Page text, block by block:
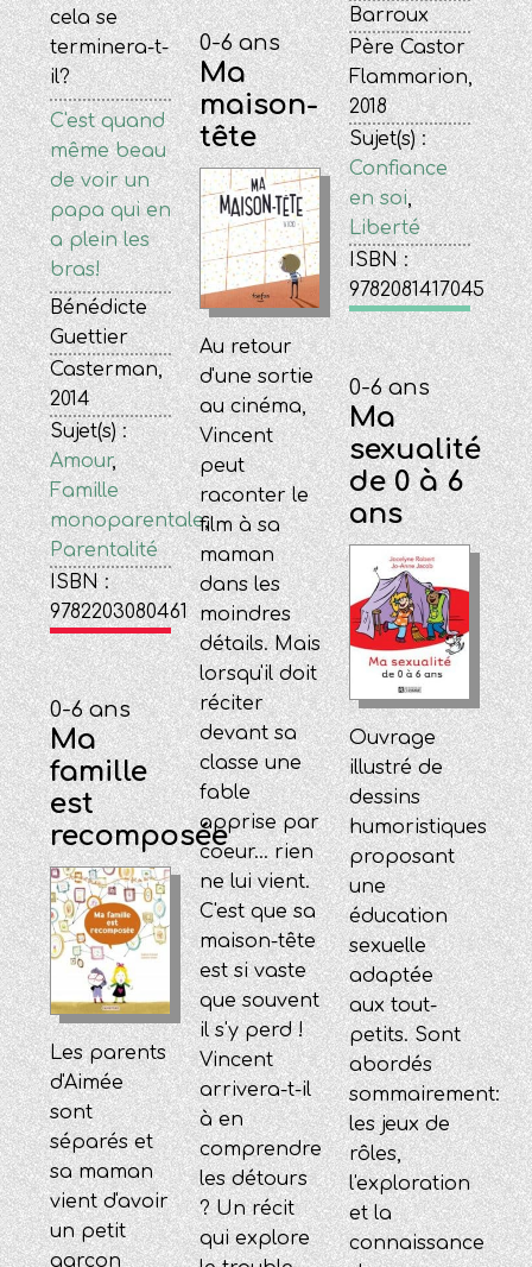
cela se
terminera-t-
il?
C'est quand
même beau
de voir un
papa qui en
a plein les
bras!
Bénédicte
Guettier
Casterman,
2014
Sujet(s) :
Amour,
Famille
monoparentale,
Parentalité
ISBN :
9782203080461
Barroux
Père Castor
Flammarion,
2018
Sujet(s) :
Confiance
en soi,
Liberté
ISBN :
9782081417045
0-6 ans
Ma
famille
est
recomposée
Les parents
d'Aimée
sont
séparés et
sa maman
vient d'avoir
un petit
garçon
0-6 ans
Ma
maison-
tête
Au retour
d'une sortie
au cinéma,
Vincent
peut
raconter le
film à sa
maman
dans les
moindres
détails. Mais
lorsqu'il doit
réciter
devant sa
classe une
fable
apprise par
coeur... rien
ne lui vient.
C'est que sa
maison-tête
est si vaste
que souvent
il s'y perd !
Vincent
arrivera-t-il
à en
comprendre
les détours
? Un récit
qui explore
0-6 ans
Ma
sexualité
de 0 à 6
ans
Ouvrage
illustré de
dessins
humoristiques
proposant
une
éducation
sexuelle
adaptée
aux tout-
petits. Sont
abordés
sommairement:
les jeux de
rôles,
l'exploration
et la
connaissance